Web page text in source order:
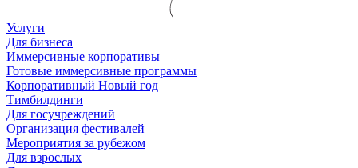
Услуги
Для бизнеса
Иммерсивные корпоративы
Готовые иммерсивные программы
Корпоративный Новый год
Тимбилдинги
Для госучреждений
Организация фестивалей
Мероприятия за рубежом
Для взрослых